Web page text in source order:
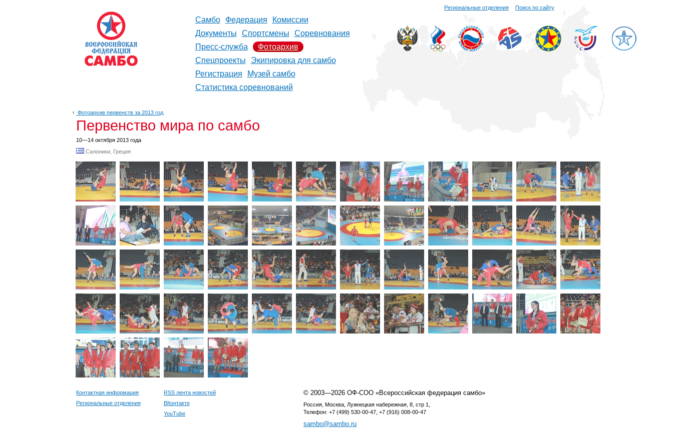
Региональные отделения Поиск по сайту
Самбо Федерация
Комиссии
Документы
Спортсмены
Соревнования
Пресс-служба
Фотоархив
Спецпроекты
Экипировка для самбо
Регистрация
Музей самбо
Статистика соревнований
↑ Фотоархив первенств за 2013 год
Первенство мира по самбо
10—14 октября 2013 года
Салоники, Греция
Контактная информация
Региональные отделения
RSS лента новостей
ВКонтакте
YouTube
© 2003—2026 ОФ-СОО «Всероссийская федерация самбо»
Россия, Москва, Лужнецкая набережная, 8, стр 1,
Телефон: +7 (499) 530-00-47, +7 (916) 008-00-47
sambo@sambo.ru